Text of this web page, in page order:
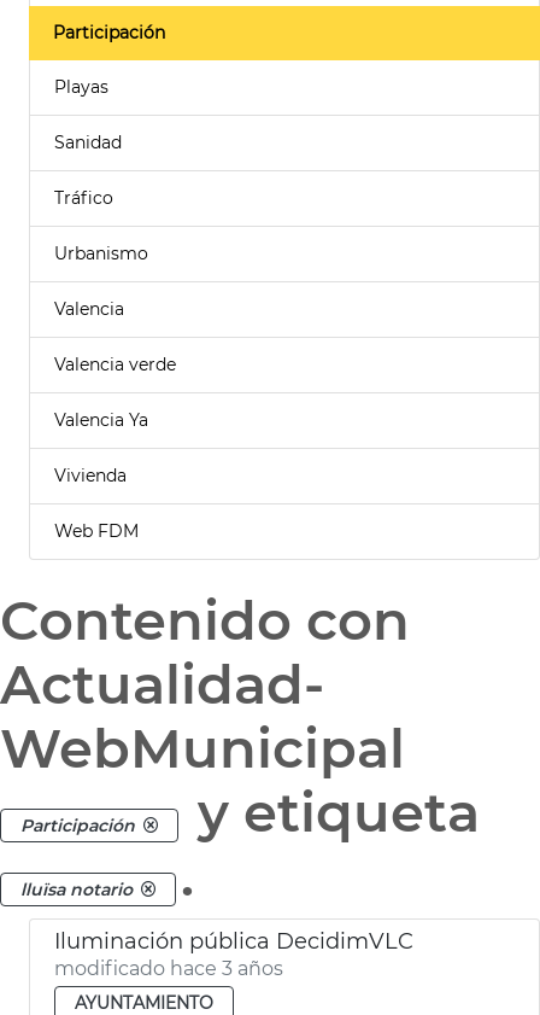
Participación
Playas
Sanidad
Tráfico
Urbanismo
Valencia
Valencia verde
Valencia Ya
Vivienda
Web FDM
Contenido con
Actualidad-
WebMunicipal
Participación y etiqueta
lluïsa notario .
Iluminación pública DecidimVLC
modificado hace 3 años
AYUNTAMIENTO